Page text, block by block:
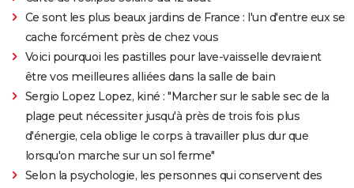
Ce sont les plus beaux jardins de France : l'un d'entre eux se
cache forcément près de chez vous
Voici pourquoi les pastilles pour lave-vaisselle devraient
être vos meilleures alliées dans la salle de bain
Sergio Lopez Lopez, kiné : "Marcher sur le sable sec de la
plage peut nécessiter jusqu'à près de trois fois plus
d'énergie, cela oblige le corps à travailler plus dur que
lorsqu'on marche sur un sol ferme"
Selon la psychologie, les personnes qui conservent des